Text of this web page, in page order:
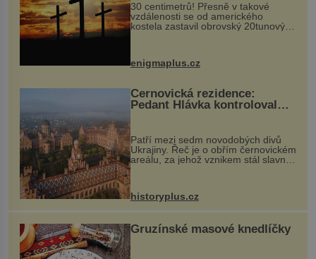
30 centimetrů! Přesně v takové
vzdálenosti se od amerického
kostela zastavil obrovský 20tunový
...
enigmaplus.cz
Černovická rezidence:
Pedant Hlávka kontroloval
Patří mezi sedm novodobých divů
Ukrajiny. Řeč je o obřím černovickém
areálu, za jehož vznikem stál slavný
český architekt Josef Hlávka. Ten si
na něm dal mimořádně záležet. Jeho
historyplus.cz
Gruzínské masové knedlíčky